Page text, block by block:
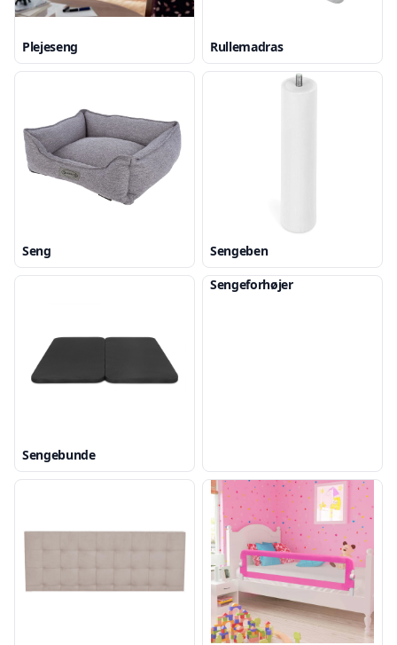
Plejeseng Rullemadras
Seng Sengeben
Sengebunde
Sengeforhøjer